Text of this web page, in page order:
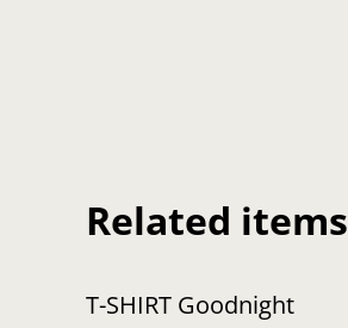
Related items
T-SHIRT Goodnight